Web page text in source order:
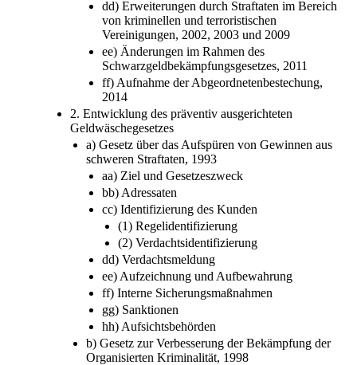
dd) Erweiterungen durch Straftaten im Bereich
von kriminellen und terroristischen
Vereinigungen, 2002, 2003 und 2009
ee) Änderungen im Rahmen des
Schwarzgeldbekämpfungsgesetzes, 2011
ff) Aufnahme der Abgeordnetenbestechung,
2014
2. Entwicklung des präventiv ausgerichteten
Geldwäschegesetzes
a) Gesetz über das Aufspüren von Gewinnen aus
schweren Straftaten, 1993
aa) Ziel und Gesetzeszweck
bb) Adressaten
cc) Identifizierung des Kunden
(1) Regelidentifizierung
(2) Verdachtsidentifizierung
dd) Verdachtsmeldung
ee) Aufzeichnung und Aufbewahrung
ff) Interne Sicherungsmaßnahmen
gg) Sanktionen
hh) Aufsichtsbehörden
b) Gesetz zur Verbesserung der Bekämpfung der
Organisierten Kriminalität, 1998